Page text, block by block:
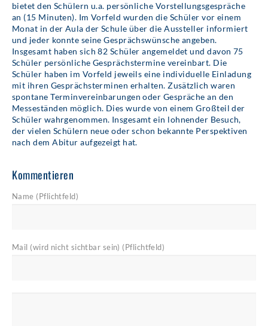
bietet den Schülern u.a. persönliche Vorstellungsgespräche
an (15 Minuten). Im Vorfeld wurden die Schüler vor einem
Monat in der Aula der Schule über die Aussteller informiert
und jeder konnte seine Gesprächswünsche angeben.
Insgesamt haben sich 82 Schüler angemeldet und davon 75
Schüler persönliche Gesprächstermine vereinbart. Die
Schüler haben im Vorfeld jeweils eine individuelle Einladung
mit ihren Gesprächsterminen erhalten. Zusätzlich waren
spontane Terminvereinbarungen oder Gespräche an den
Messeständen möglich. Dies wurde von einem Großteil der
Schüler wahrgenommen. Insgesamt ein lohnender Besuch,
der vielen Schülern neue oder schon bekannte Perspektiven
nach dem Abitur aufgezeigt hat.
Kommentieren
Name (Pflichtfeld)
Mail (wird nicht sichtbar sein) (Pflichtfeld)